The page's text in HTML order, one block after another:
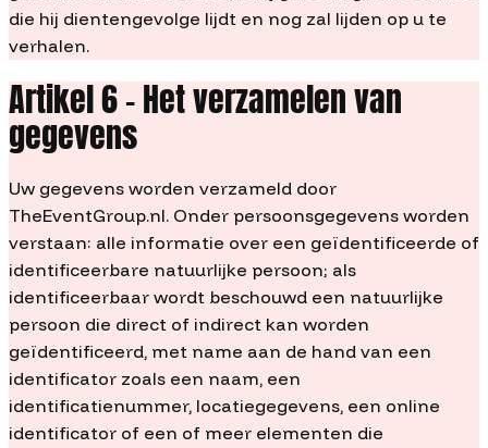
die hij dientengevolge lijdt en nog zal lijden op u te
verhalen.
Artikel 6 – Het verzamelen van
gegevens
Uw gegevens worden verzameld door
TheEventGroup.nl. Onder persoonsgegevens worden
verstaan: alle informatie over een geïdentificeerde of
identificeerbare natuurlijke persoon; als
identificeerbaar wordt beschouwd een natuurlijke
persoon die direct of indirect kan worden
geïdentificeerd, met name aan de hand van een
identificator zoals een naam, een
identificatienummer, locatiegegevens, een online
identificator of een of meer elementen die